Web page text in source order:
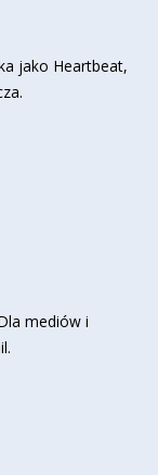
jako Heartbeat,
mediów i